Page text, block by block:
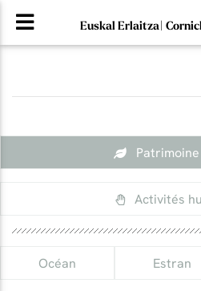
Euskal Erlaitza|
Activités
Océan Estran